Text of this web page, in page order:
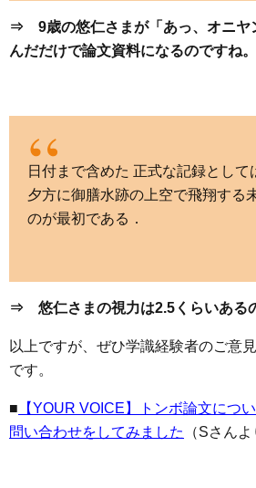
⇒ 9歳の悠仁さまが「あっ、オニヤ
んだだけで論文資料になるのですね。
日付まで含めた 正式な記録として
夕方に御膳水跡の上空で飛翔する
のが最初である．
⇒ 悠仁さまの視力は2.5くらいある
以上ですが、ぜひ学識経験者のご意
です。
■ 【YOUR VOICE】トンボ論文につ
問い合わせをしてみました
（Sさんよ